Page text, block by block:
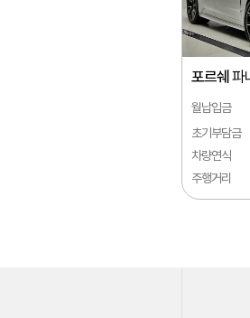
캐딜락
크라이슬러
테슬라
토요타
페라리
포드
포르쉐 파
월납입금
초기부담금
차량연식
주행거리